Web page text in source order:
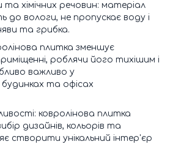
та хімічних речовин: матеріал
до вологи, не пропускає воду і
та грибка.
плитка зменшує
роблячи його тихішим і
важливо у
та офісах
ковролінова плитка
дизайнів, кольорів та
створити унікальний інтер'єр